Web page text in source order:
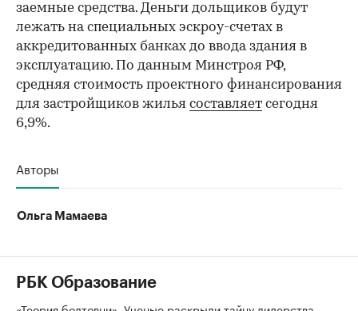
заемные средства. Деньги дольщиков будут
лежать на специальных эскроу-счетах в
аккредитованных банках до ввода здания в
эксплуатацию. По данным Минстроя РФ,
средняя стоимость проектного финансирования
для застройщиков жилья составляет сегодня
6,9%.
Авторы
Ольга Мамаева
РБК Образование